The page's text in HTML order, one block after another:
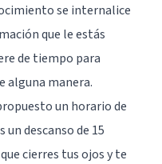
se internalice
que le estás
de tiempo para
alguna manera.
un horario de
descanso de 15
cierres tus ojos y te